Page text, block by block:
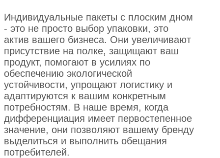
Индивидуальные пакеты с плоским дном
- это не просто выбор упаковки, это
актив вашего бизнеса. Они увеличивают
присутствие на полке, защищают ваш
продукт, помогают в усилиях по
обеспечению экологической
устойчивости, упрощают логистику и
адаптируются к вашим конкретным
потребностям. В наше время, когда
дифференциация имеет первостепенное
значение, они позволяют вашему бренду
выделиться и выполнить обещания
потребителей.